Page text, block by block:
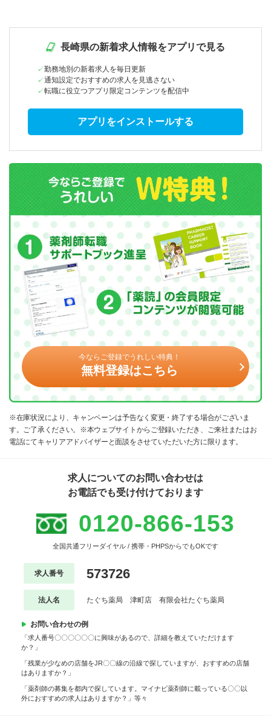
長崎県の新着求人情報をアプリで見る
勤務地別の新着求人を毎日更新
通知設定でおすすめの求人を見逃さない
転職に役立つアプリ限定コンテンツを配信中
アプリをインストールする
今ならご登録でうれしい特典！
無料登録はこちら
※在庫状況により、キャンペーンは予告なく変更・終了する場合がございま
す。ご了承ください。※本ウェブサイトからご登録いただき、ご来社またはお
電話にてキャリアアドバイザーと面談をさせていただいた方に限ります。
求人についてのお問い合わせは
お電話でも受け付けております
0120-866-153
全国共通フリーダイヤル / 携帯・PHPSからでもOKです
求人番号 573726
法人名 たぐち薬局 津町店 有限会社たぐち薬局
お問い合わせの例
「求人番号〇〇〇〇〇〇に興味があるので、詳細を教えていただけます
か？」
「残業が少なめの店舗をJR〇〇線の沿線で探していますが、おすすめの店舗
はありますか？」
「薬剤師の募集を都内で探しています。マイナビ薬剤師に載っている〇〇以
外におすすめの求人はありますか？」等々